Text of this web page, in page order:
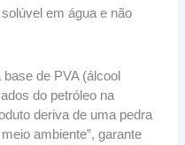
de PVA (álcool
do petróleo na
deriva de uma pedra
ambiente”, garante